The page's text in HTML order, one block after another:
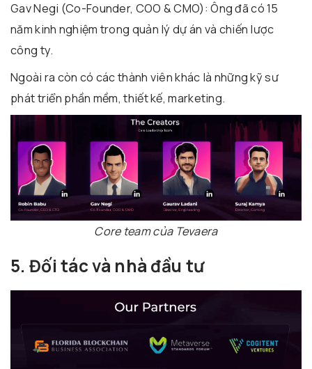
Gav Negi (Co-Founder, COO & CMO): Ông đã có 15
năm kinh nghiệm trong quản lý dự án và chiến lược
công ty.
Ngoài ra còn có các thành viên khác là những kỹ sư
phát triển phần mềm, thiết kế, marketing.
Core team của Tevaera
5. Đối tác và nhà đầu tư